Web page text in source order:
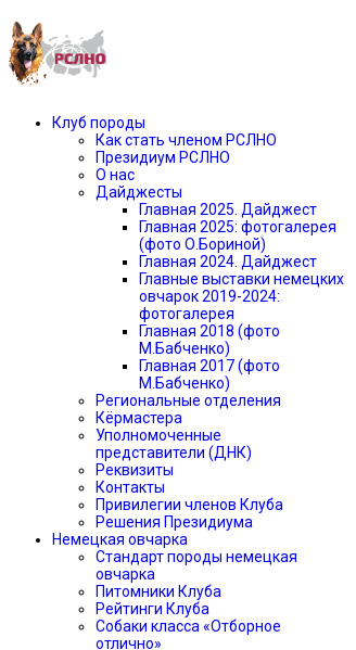
Клуб породы
Как стать членом РСЛНО
Президиум РСЛНО
О нас
Дайджесты
Главная 2025. Дайджест
Главная 2025: фотогалерея
(фото О.Бориной)
Главная 2024. Дайджест
Главные выставки немецких
овчарок 2019-2024:
фотогалерея
Главная 2018 (фото
М.Бабченко)
Главная 2017 (фото
М.Бабченко)
Региональные отделения
Кёрмастера
Уполномоченные
представители (ДНК)
Реквизиты
Контакты
Привилегии членов Клуба
Решения Президиума
Немецкая овчарка
Стандарт породы немецкая
овчарка
Питомники Клуба
Рейтинги Клуба
Собаки класса «Отборное
отлично»